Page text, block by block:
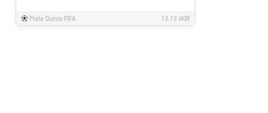
Piala Dunia FIFA 13.15 WIB